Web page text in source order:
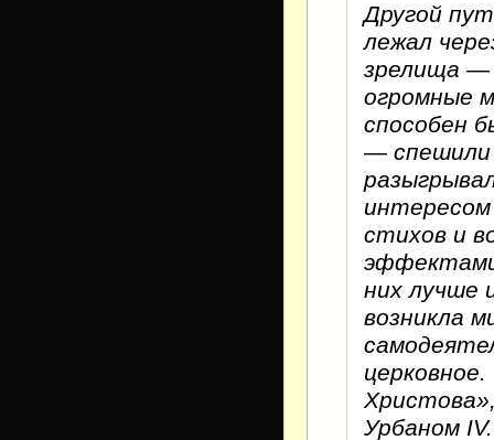
Другой
лежал
зрелища —
огромные
способен
— спешили
стихов и
них лучше
возникла
Урбаном